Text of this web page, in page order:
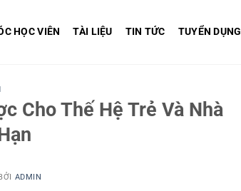
HỌC VIÊN TÀI LIỆU TIN TỨC TUYỂN DỤNG
Cho Thế Hệ Trẻ Và Nhà
ADMIN